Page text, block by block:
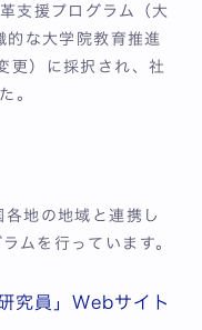
支援プログラム（大
な大学院教育推進
更）に採択され、社
。
地の地域と連携し
ムを行っています。
究員」Webサイト